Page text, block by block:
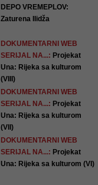
DEPO VREMEPLOV:
Zaturena Ilidža
DOKUMENTARNI WEB
SERIJAL NA...: Projekat
Una: Rijeka sa kulturom
(VIII)
DOKUMENTARNI WEB
SERIJAL NA...: Projekat
Una: Rijeka sa kulturom
(VII)
DOKUMENTARNI WEB
SERIJAL NA...: Projekat
Una: Rijeka sa kulturom (VI)